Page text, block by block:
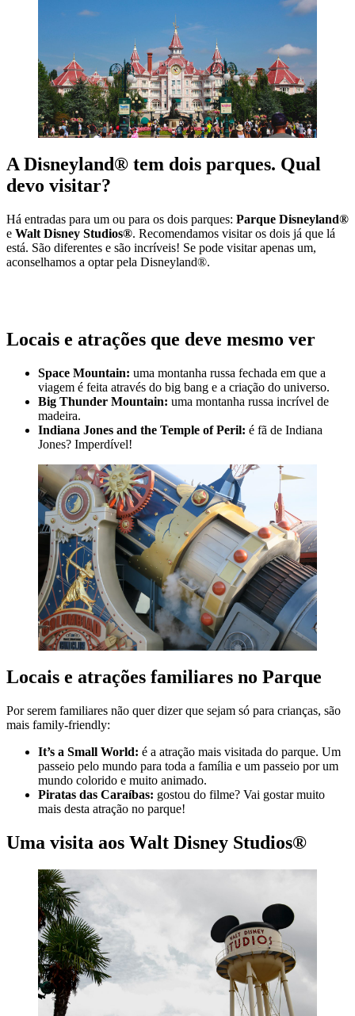
A Disneyland® tem dois parques. Qual
devo visitar?
Há entradas para um ou para os dois parques: Parque Disneyland®
e Walt Disney Studios®. Recomendamos visitar os dois já que lá
está. São diferentes e são incríveis! Se pode visitar apenas um,
aconselhamos a optar pela Disneyland®.
Locais e atrações que deve mesmo ver
Space Mountain: uma montanha russa fechada em que a
viagem é feita através do big bang e a criação do universo.
Big Thunder Mountain: uma montanha russa incrível de
madeira.
Indiana Jones and the Temple of Peril: é fã de Indiana
Jones? Imperdível!
Locais e atrações familiares no Parque
Por serem familiares não quer dizer que sejam só para crianças, são
mais family-friendly:
It’s a Small World: é a atração mais visitada do parque. Um
passeio pelo mundo para toda a família e um passeio por um
mundo colorido e muito animado.
Piratas das Caraíbas: gostou do filme? Vai gostar muito
mais desta atração no parque!
Uma visita aos Walt Disney Studios®